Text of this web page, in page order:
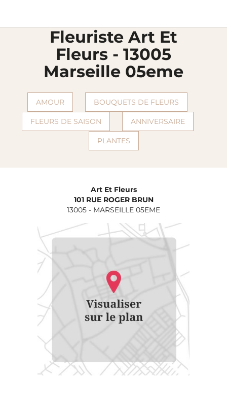
Fleuriste Art Et
Fleurs - 13005
Marseille 05eme
AMOUR BOUQUETS DE FLEURS
FLEURS DE SAISON ANNIVERSAIRE
PLANTES
Art Et Fleurs
101 RUE ROGER BRUN
13005 - MARSEILLE 05EME